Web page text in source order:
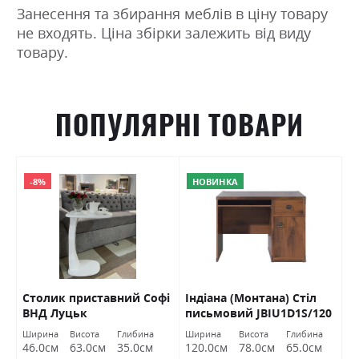
Занесення та збирання меблів в ціну товару
не входять. Ціна збірки залежить від виду
товару.
ПОПУЛЯРНІ ТОВАРИ
-8%
Столик приставний Софі
ВНД Луцьк
Ширина
46.0см
Висота
63.0см
Глибина
35.0см
НОВИНКА
Індіана (Монтана) Стіл
письмовий JBIU1D1S/120
дуб шутер БРВ Україна
Ширина
120.0см
Висота
78.0см
Глибина
65.0см